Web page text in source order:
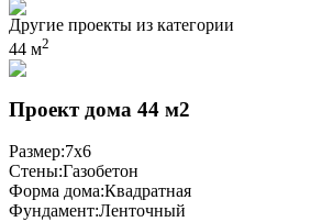
Другие проекты из категории
44 м2
Проект дома 44 м2
Размер:7x6
Стены:Газобетон
Форма дома:Квадратная
Фундамент:Ленточный